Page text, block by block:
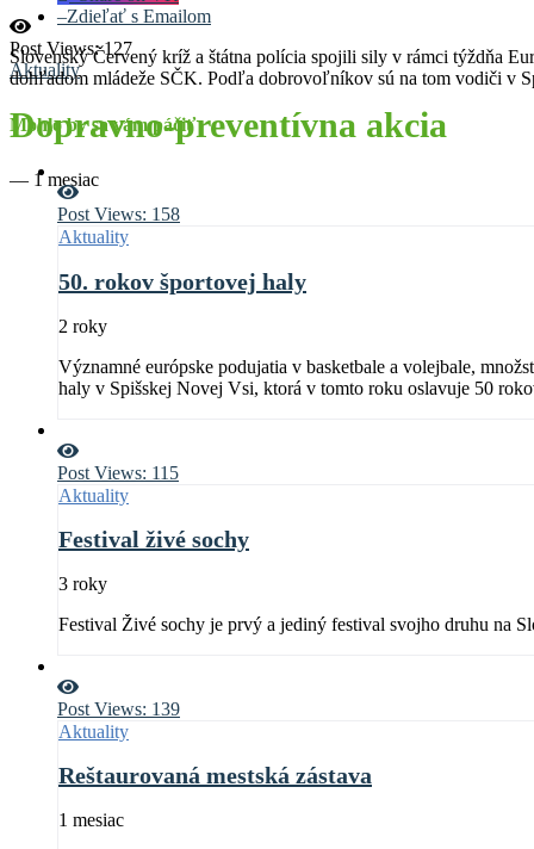
Post Views: 127
Aktuality
Dopravno-preventívna akcia
— 1 mesiac
–Zdieľať s Emailom
Slovenský Červený kríž a štátna polícia spojili sily v rámci týždňa
dohľadom mládeže SČK. Podľa dobrovoľníkov sú na tom vodiči v
Mohlo by sa vám páčiť
Post Views: 158
Aktuality
50. rokov športovej haly
2 roky
Významné európske podujatia v basketbale a volejbale,
haly v Spišskej Novej Vsi, ktorá v tomto roku oslavuje 50
Post Views: 115
Aktuality
Festival živé sochy
3 roky
Festival Živé sochy je prvý a jediný festival svojho druhu na
Post Views: 139
Aktuality
Reštaurovaná mestská zástava
1 mesiac